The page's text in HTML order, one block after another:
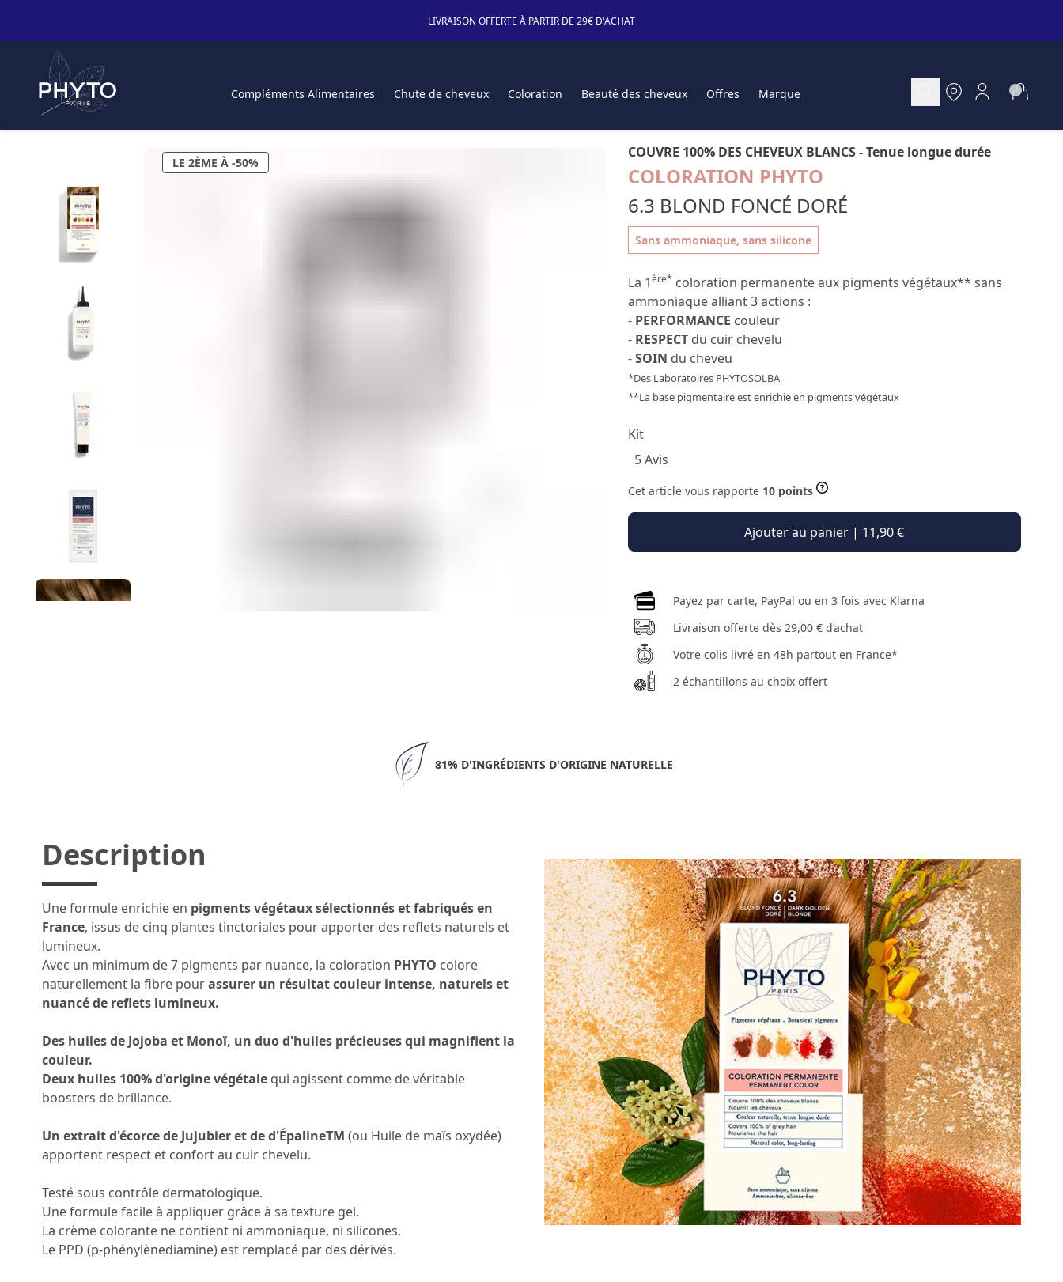
LIVRAISON OFFERTE À PARTIR DE 29€ D'ACHAT
Compléments Alimentaires Chute de cheveux Coloration Beauté des cheveux Offres Marque
LE 2ÈME À -50%
COUVRE 100% DES CHEVEUX BLANCS- Tenue longue durée
COLORATION PHYTO
6.3 BLOND FONCÉ DORÉ
Sans ammoniaque, sans silicone
La 1ère* coloration permanente aux pigments végétaux** sans
ammoniaque alliant 3 actions :
- PERFORMANCE couleur
- RESPECTdu cuir chevelu
-SOIN du cheveu
*Des Laboratoires PHYTOSOLBA
**La base pigmentaire est enrichie en pigments végétaux
Kit
5 Avis
Cet article vous rapporte 10 points
Ajouter au panier | 11,90 €
Payez par carte, PayPal ou en 3 fois avec Klarna
Livraison offerte dès 29,00 € d’achat
Votre colis livré en 48h partout en France*
2 échantillons au choix offert
81% D'INGRÉDIENTS D'ORIGINE NATURELLE
Description
Une formule enrichie en pigments végétaux sélectionnés et fabriqués en
France, issus de cinq plantes tinctoriales pour apporter des reflets naturels et
lumineux.
Avec un minimum de 7 pigments par nuance, la coloration PHYTO colore
naturellement la fibre pourassurer un résultat couleur intense, naturels et
nuancé de reflets lumineux.
Des huiles de Jojoba et Monoï, un duo d'huiles précieuses qui magnifient la
couleur.
Deux huiles 100% d'origine végétale qui agissent comme de véritable
boosters de brillance.
Un extrait d'écorce de Jujubier et de d'ÉpalineTM (ou Huile de maïs oxydée)
apportent respect et confort au cuir chevelu.
Testé sous contrôle dermatologique.
Une formule facile à appliquer grâce à sa texture gel.
La crème colorante ne contient ni ammoniaque, ni silicones.
Le PPD (p-phénylènediamine) est remplacé par des dérivés.